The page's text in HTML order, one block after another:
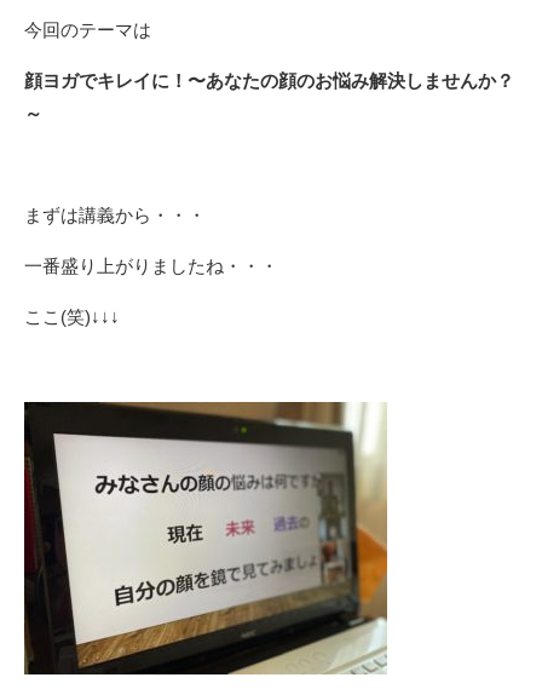
今回のテーマは
顔ヨガでキレイに！〜あなたの顔のお悩み解決しませんか？
～
まずは講義から・・・
一番盛り上がりましたね・・・
ここ(笑)↓↓↓